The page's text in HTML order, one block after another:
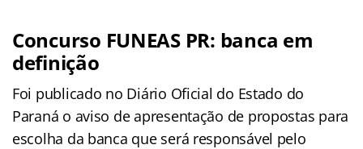
Concurso FUNEAS PR: banca em
definição
Foi publicado no Diário Oficial do Estado do
Paraná o aviso de apresentação de propostas para
escolha da banca que será responsável pelo